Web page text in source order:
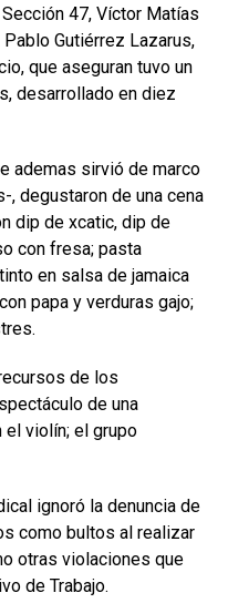
47, Víctor Matías
Gutiérrez Lazarus,
que aseguran tuvo un
desarrollado en diez
ademas sirvió de marco
degustaron de una cena
dip de xcatic, dip de
con fresa; pasta
en salsa de jamaica
papa y verduras gajo;
de los
de una
el violín; el grupo
ignoró la denuncia de
como bultos al realizar
otras violaciones que
de Trabajo.